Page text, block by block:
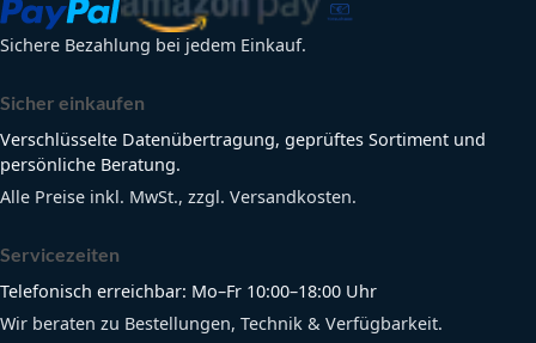
Sichere Bezahlung bei jedem Einkauf.
Sicher einkaufen
Verschlüsselte Datenübertragung, geprüftes Sortiment und
persönliche Beratung.
Alle Preise inkl. MwSt., zzgl. Versandkosten.
Servicezeiten
Telefonisch erreichbar: Mo–Fr 10:00–18:00 Uhr
Wir beraten zu Bestellungen, Technik & Verfügbarkeit.